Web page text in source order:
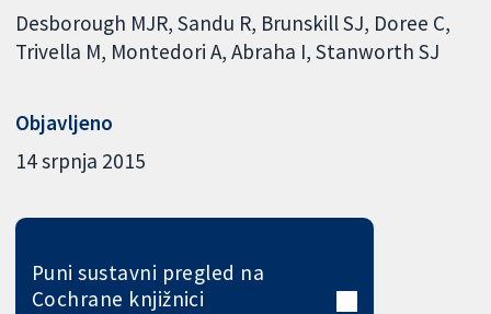
Desborough MJR Sandu R Brunskill SJ Doree C
Trivella M Montedori A Abraha I Stanworth SJ
Objavljeno
14 srpnja 2015
Puni sustavni pregled na
Cochrane knjižnici